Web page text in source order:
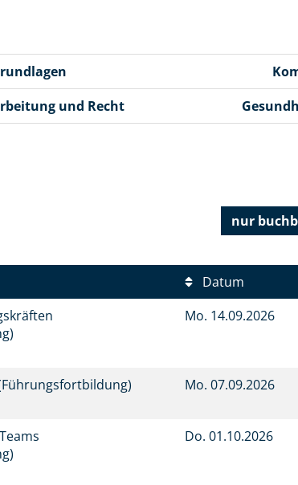
und Recht
nur
Datum
Mo. 14.09.2026
Mo. 07.09.2026
Do. 01.10.2026